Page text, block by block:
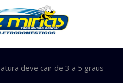
deve cair de 3 a 5 graus